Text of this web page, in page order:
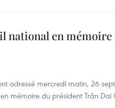
national en mémoire
adressé mercredi matin, 26
mémoire du président Trân Dai